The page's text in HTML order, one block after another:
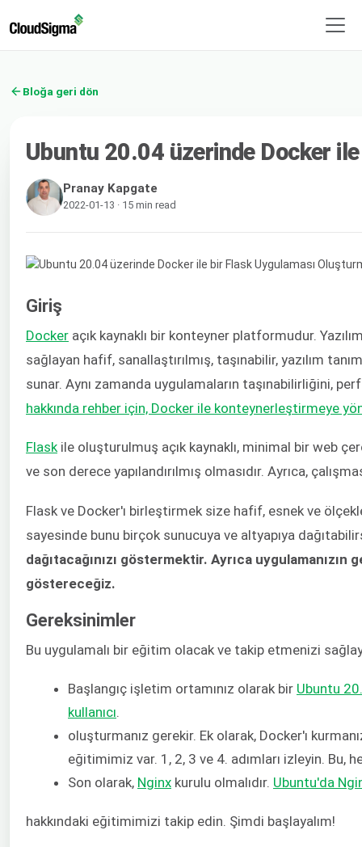
Bloğa geri dön
Ubuntu 20.04 üzerinde Docker
Pranay Kapgate
2022-01-13 · 15 min read
Giriş
Docker açık kaynaklı bir konteyner platformudur.
sağlayan hafif, sanallaştırılmış, taşınabilir, yazılım
sunar. Aynı zamanda uygulamaların taşınabilirliğini,
hakkında rehber için, Docker ile konteynerleştirmeye
Flaskile oluşturulmuş açık kaynaklı, minimal bir web
ve son derece yapılandırılmış olmasıdır. Ayrıca,
Flask ve Docker'ı birleştirmek size hafif, esnek ve
sayesinde bunu birçok sunucuya ve altyapıya
dağıtacağınızı göstermektir. Ayrıca
göstereceğiz.
Gereksinimler
Bu uygulamalı bir eğitim olacak ve takip etmenizi
Başlangıç işletim ortamınız olarak bir Ubuntu
kullanıcı
oluşturmanız gerekir. Ek olarak, Docker'ı
eğitimimiz var. 1, 2, 3 ve 4. adımları izleyin. Bu,
Son olarak, Nginx kurulu olmalıdır. Ubuntu'da
hakkındaki eğitimimizi takip edin. Şimdi başlayalım!